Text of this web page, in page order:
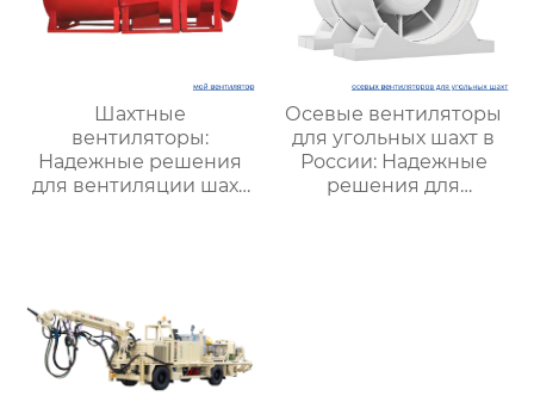
Шахтные
вентиляторы:
Надежные решения
для вентиляции шахт
Осевые вентиляторы
для угольных шахт в
России: Надежные
решения для